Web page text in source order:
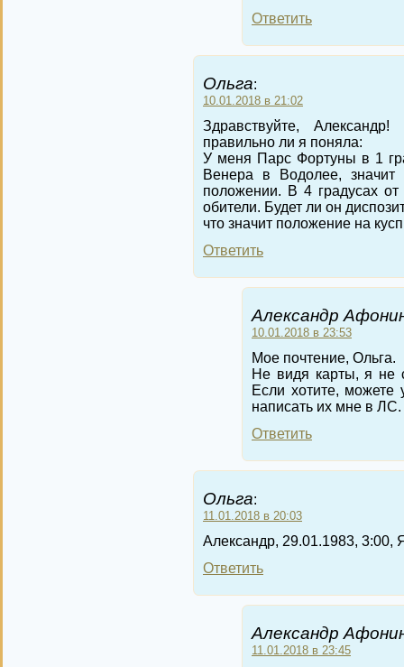
Ответить
Ольга:
10.01.2018 в 21:02
Здравствуйте, Александр!
правильно ли я поняла:
У меня Парс Фортуны в 1
Венера в Водолее,
положении. В 4 градусах
обители. Будет ли он
что значит положение на
Ответить
Александр
10.01.2018 в 23:53
Мое почтение, Ольга.
Не видя карты, я не
Если хотите, можете
написать их мне в ЛС.
Ответить
Ольга:
11.01.2018 в 20:03
Александр, 29.01.1983, 3:00,
Ответить
Александр
11.01.2018 в 23:45